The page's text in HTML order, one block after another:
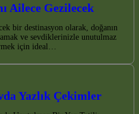
Ailece Gezilecek
bir destinasyon olarak, doğanın
ve sevdiklerinizle unutulmaz
için ideal…
Yazlık Çekimler